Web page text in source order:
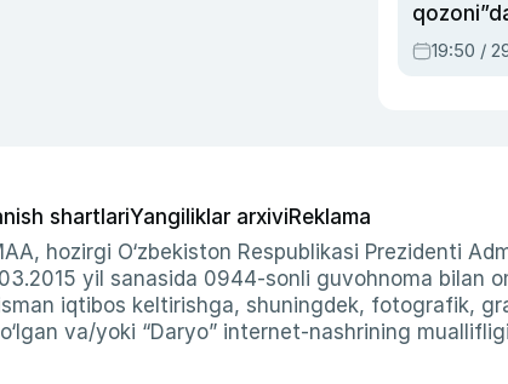
armiyasi
19:50 /
shartlariYangiliklar arxiviReklama
hozirgi O‘zbekiston Respublikasi Prezidenti
yil sanasida 0944-sonli guvohnoma bilan
iqtibos keltirishga, shuningdek, fotografik,
va/yoki “Daryo” internet-nashrining